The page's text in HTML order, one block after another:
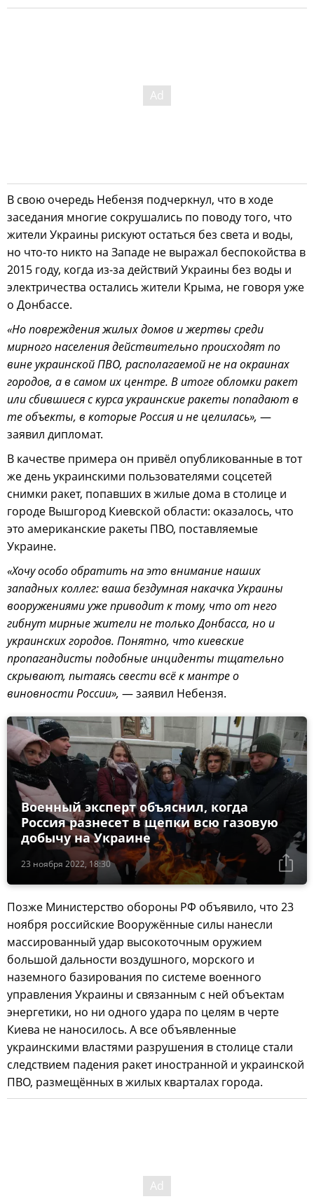
В свою очередь Небензя подчеркнул, что в ходе
заседания многие сокрушались по поводу того, что
жители Украины рискуют остаться без света и воды,
но что-то никто на Западе не выражал беспокойства в
2015 году, когда из-за действий Украины без воды и
электричества остались жители Крыма, не говоря уже
о Донбассе.
«Но повреждения жилых домов и жертвы среди
мирного населения действительно происходят по
вине украинской ПВО, располагаемой не на окраинах
городов, а в самом их центре. В итоге обломки ракет
или сбившиеся с курса украинские ракеты попадают в
те объекты, в которые Россия и не целилась», —
заявил дипломат.
В качестве примера он привёл опубликованные в тот
же день украинскими пользователями соцсетей
снимки ракет, попавших в жилые дома в столице и
городе Вышгород Киевской области: оказалось, что
это американские ракеты ПВО, поставляемые
Украине.
«Хочу особо обратить на это внимание наших
западных коллег: ваша бездумная накачка Украины
вооружениями уже приводит к тому, что от него
гибнут мирные жители не только Донбасса, но и
украинских городов. Понятно, что киевские
пропагандисты подобные инциденты тщательно
скрывают, пытаясь свести всё к мантре о
виновности России», — заявил Небензя.
23 ноября 2022, 18:30
Военный эксперт объяснил, когда
Россия разнесет в щепки всю газовую
добычу на Украине
Позже Министерство обороны РФ объявило, что 23
ноября российские Вооружённые силы нанесли
массированный удар высокоточным оружием
большой дальности воздушного, морского и
наземного базирования по системе военного
управления Украины и связанным с ней объектам
энергетики, но ни одного удара по целям в черте
Киева не наносилось. А все объявленные
украинскими властями разрушения в столице стали
следствием падения ракет иностранной и украинской
ПВО, размещённых в жилых кварталах города.